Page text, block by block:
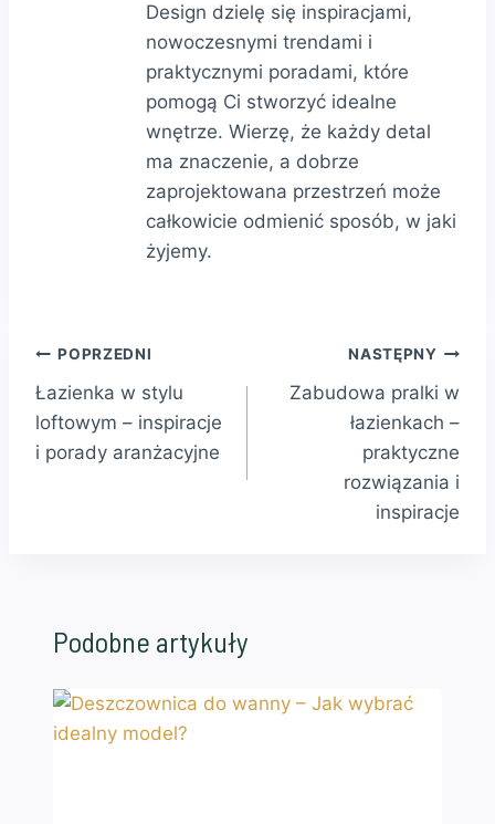
Design dzielę się inspiracjami,
nowoczesnymi trendami i
praktycznymi poradami, które
pomogą Ci stworzyć idealne
wnętrze. Wierzę, że każdy detal
ma znaczenie, a dobrze
zaprojektowana przestrzeń może
całkowicie odmienić sposób, w jaki
żyjemy.
Nawigacja
wpisu
POPRZEDNI
Łazienka w stylu
loftowym – inspiracje
i porady aranżacyjne
NASTĘPNY
Zabudowa pralki w
łazienkach –
praktyczne
rozwiązania i
inspiracje
Podobne artykuły